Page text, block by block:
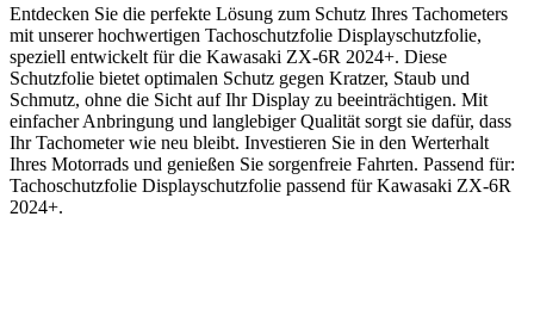
Folie
Displayfolie
Made
in
Germany
Menge
Entdecken Sie die perfekte Lösung zum Schutz Ihres Tachometers
mit unserer hochwertigen Tachoschutzfolie Displayschutzfolie,
speziell entwickelt für die Kawasaki ZX-6R 2024+. Diese
Schutzfolie bietet optimalen Schutz gegen Kratzer, Staub und
Schmutz, ohne die Sicht auf Ihr Display zu beeinträchtigen. Mit
einfacher Anbringung und langlebiger Qualität sorgt sie dafür, dass
Ihr Tachometer wie neu bleibt. Investieren Sie in den Werterhalt
Ihres Motorrads und genießen Sie sorgenfreie Fahrten. Passend für:
Tachoschutzfolie Displayschutzfolie passend für Kawasaki ZX-6R
2024+.